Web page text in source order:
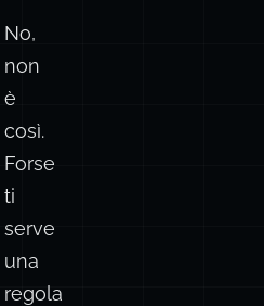
No,
non
è
così.
Forse
ti
serve
una
regola